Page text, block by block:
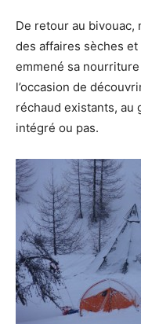
De retour au bivouac,
des affaires sèches
emmené sa
l’occasion de
réchaud existants, au
intégré ou pas.